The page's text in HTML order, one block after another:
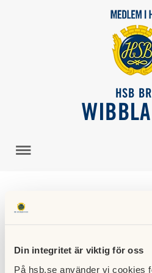
Din integritet är viktig för oss
På hsb.se använder vi cookies
HSB
Miljöhuset/
18 september 2025